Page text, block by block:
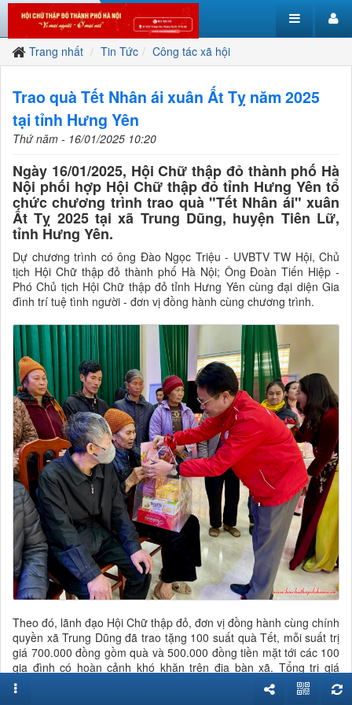
Trang nhất Tin Tức Công tác xã hội
Trao quà Tết Nhân ái xuân Ất Tỵ năm 2025
tại tỉnh Hưng Yên
Thứ năm - 16/01/2025 10:20
Ngày 16/01/2025, Hội Chữ thập đỏ thành phố Hà
Nội phối hợp Hội Chữ thập đỏ tỉnh Hưng Yên tổ
chức chương trình trao quà "Tết Nhân ái" xuân
Ất Tỵ 2025 tại xã Trung Dũng, huyện Tiên Lữ,
tỉnh Hưng Yên.
Dự chương trình có ông Đào Ngọc Triệu - UVBTV TW Hội, Chủ
tịch Hội Chữ thập đỏ thành phố Hà Nội; Ông Đoàn Tiến Hiệp -
Phó Chủ tịch Hội Chữ thập đỏ tỉnh Hưng Yên cùng đại diện Gia
đình trí tuệ tình người - đơn vị đồng hành cùng chương trình.
Theo đó, lãnh đạo Hội Chữ thập đỏ, đơn vị đồng hành cùng chính
quyền xã Trung Dũng đã trao tặng 100 suất quà Tết, mỗi suất trị
giá 700.000 đồng gồm quà và 500.000 đồng tiền mặt tới các 100
gia đình có hoàn cảnh khó khăn trên địa bàn xã. Tổng trị giá
chương trình là 70 triệu đồng do Gia đình trí tuệ tình người hỗ trợ.